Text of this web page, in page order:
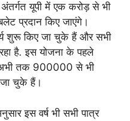
यूपी में एक करोड़ से भी
प्रदान किए जाएंगे।
शुरू किए जा चुके हैं और सभी
रहा है. इस योजना के पहले
अभी तक 900000 से भी
चुके हैं।
इस वर्ष भी सभी पात्र